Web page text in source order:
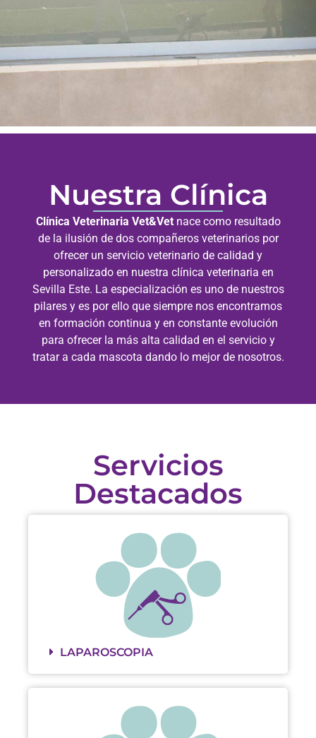
Nuestra Clínica
Clínica Veterinaria Vet&Vetnace como resultado
de la ilusión de dos compañeros veterinarios por
ofrecer un servicio veterinario de calidad y
personalizado en nuestra clínica veterinaria en
Sevilla Este. La especialización es uno de nuestros
pilares y es por ello que siempre nos encontramos
en formación continua y en constante evolución
para ofrecer la más alta calidad en el servicio y
tratar a cada mascota dando lo mejor de nosotros.
Servicios
Destacados
LAPAROSCOPIA